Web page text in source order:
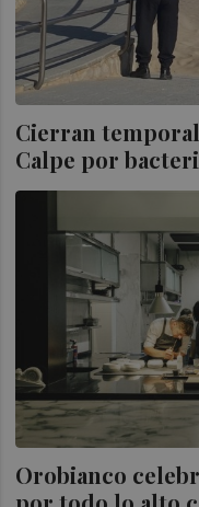
Cierran
Calpe por
Orobianco